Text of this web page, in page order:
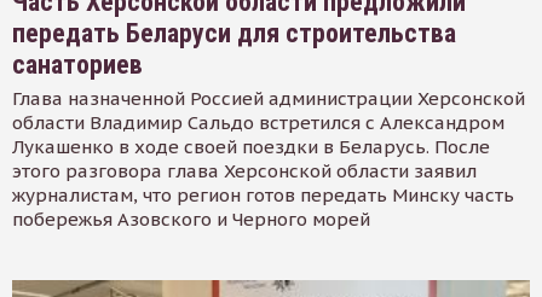
передать Беларуси для строительства
санаториев
Глава назначенной Россией администрации Херсонской
области Владимир Сальдо встретился с Александром
Лукашенко в ходе своей поездки в Беларусь. После
этого разговора глава Херсонской области заявил
журналистам, что регион готов передать Минску часть
побережья Азовского и Черного морей